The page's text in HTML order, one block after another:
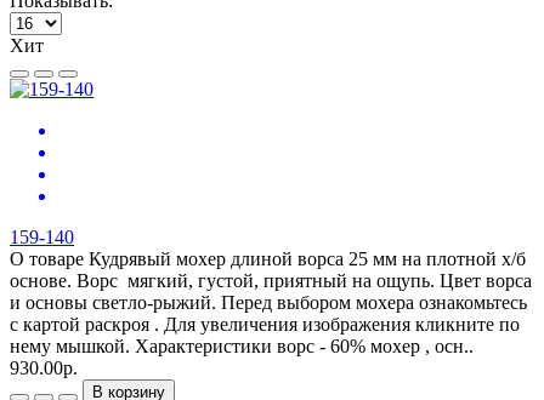
Хит
159-140
О товаре Кудрявый мохер длиной ворса 25 мм на плотной х/б
основе. Ворс мягкий, густой, приятный на ощупь. Цвет ворса
и основы светло-рыжий. Перед выбором мохера ознакомьтесь
с картой раскроя . Для увеличения изображения кликните по
нему мышкой. Характеристики ворс - 60% мохер , осн..
930.00р.
В корзину